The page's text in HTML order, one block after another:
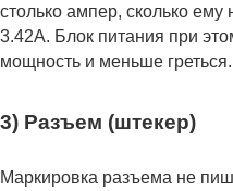
столько ампер, сколько
3.42А. Блок питания при
мощность и меньше греться.
3) Разъем (штекер)
Маркировка разъема не